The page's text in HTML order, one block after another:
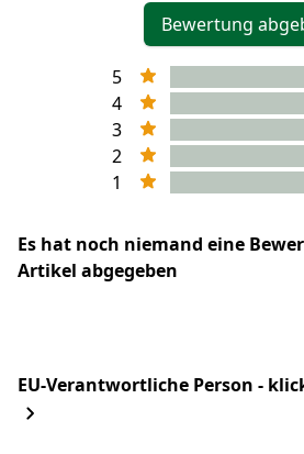
Bewertung
5
4
3
2
1
Es hat noch niemand eine
Artikel abgegeben
EU-Verantwortliche Person -